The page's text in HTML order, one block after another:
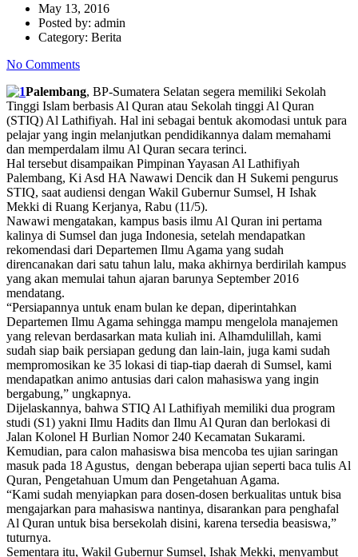
May 13, 2016
Posted by: admin
Category: Berita
No Comments
Palembang, BP-Sumatera Selatan segera memiliki Sekolah
Tinggi Islam berbasis Al Quran atau Sekolah tinggi Al Quran
(STIQ) Al Lathifiyah. Hal ini sebagai bentuk akomodasi untuk para
pelajar yang ingin melanjutkan pendidikannya dalam memahami
dan memperdalam ilmu Al Quran secara terinci.
Hal tersebut disampaikan Pimpinan Yayasan Al Lathifiyah
Palembang, Ki Asd HA Nawawi Dencik dan H Sukemi pengurus
STIQ, saat audiensi dengan Wakil Gubernur Sumsel, H Ishak
Mekki di Ruang Kerjanya, Rabu (11/5).
Nawawi mengatakan, kampus basis ilmu Al Quran ini pertama
kalinya di Sumsel dan juga Indonesia, setelah mendapatkan
rekomendasi dari Departemen Ilmu Agama yang sudah
direncanakan dari satu tahun lalu, maka akhirnya berdirilah kampus
yang akan memulai tahun ajaran barunya September 2016
mendatang.
“Persiapannya untuk enam bulan ke depan, diperintahkan
Departemen Ilmu Agama sehingga mampu mengelola manajemen
yang relevan berdasarkan mata kuliah ini. Alhamdulillah, kami
sudah siap baik persiapan gedung dan lain-lain, juga kami sudah
mempromosikan ke 35 lokasi di tiap-tiap daerah di Sumsel, kami
mendapatkan animo antusias dari calon mahasiswa yang ingin
bergabung,” ungkapnya.
Dijelaskannya, bahwa STIQ Al Lathifiyah memiliki dua program
studi (S1) yakni Ilmu Hadits dan Ilmu Al Quran dan berlokasi di
Jalan Kolonel H Burlian Nomor 240 Kecamatan Sukarami.
Kemudian, para calon mahasiswa bisa mencoba tes ujian saringan
masuk pada 18 Agustus, dengan beberapa ujian seperti baca tulis Al
Quran, Pengetahuan Umum dan Pengetahuan Agama.
“Kami sudah menyiapkan para dosen-dosen berkualitas untuk bisa
mengajarkan para mahasiswa nantinya, disarankan para penghafal
Al Quran untuk bisa bersekolah disini, karena tersedia beasiswa,”
tuturnya.
Sementara itu, Wakil Gubernur Sumsel, Ishak Mekki, menyambut